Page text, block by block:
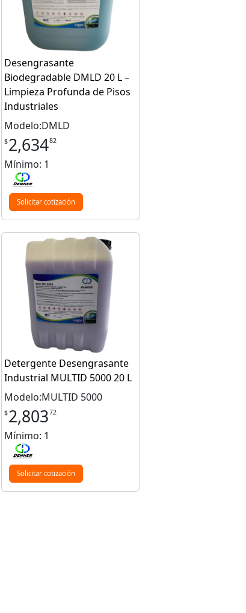
Desengrasante
Biodegradable DMLD 20 L –
Limpieza Profunda de Pisos
Industriales
Modelo:DMLD
$2,63482
Mínimo: 1
Solicitar cotización
Detergente Desengrasante
Industrial MULTID 5000 20 L
Modelo:MULTID 5000
$2,80372
Mínimo: 1
Solicitar cotización